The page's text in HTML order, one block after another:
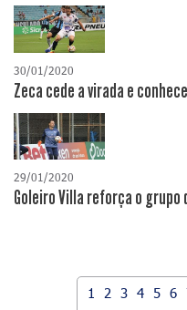
30/01/2020
Zeca cede a virada e
29/01/2020
Goleiro Villa reforça o
1 2 3 4 5 6